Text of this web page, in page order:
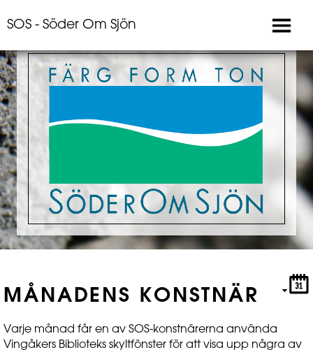
SOS - Söder Om Sjön
MÅNADENS KONSTNÄR
Varje månad får en av SOS-konstnärerna använda
Vingåkers Biblioteks skyltfönster för att visa upp några av